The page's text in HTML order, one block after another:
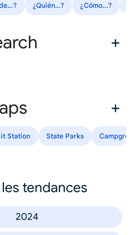
¿Quién…? ¿Cómo...?
Station State Parks
tendances
2024